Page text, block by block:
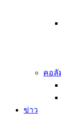
คอลั
ข่าว